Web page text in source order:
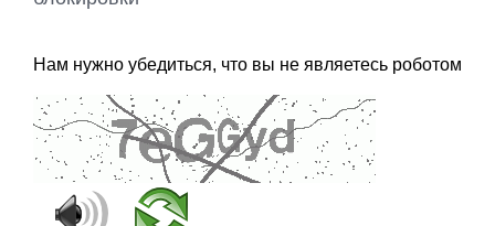
Нам нужно убедиться, что вы не являетесь роботом